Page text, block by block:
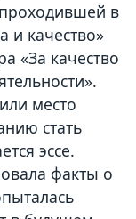
в
и качество»
«За качество
место
стать
эссе.
факты о